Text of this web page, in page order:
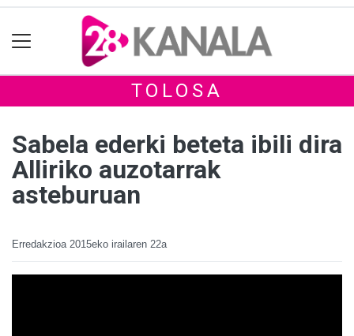
TOLOSA
Sabela ederki beteta ibili dira
Alliriko auzotarrak
asteburuan
Erredakzioa 2015eko irailaren 22a